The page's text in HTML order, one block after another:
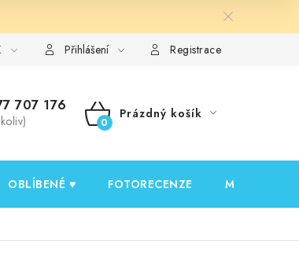
údajů Ověřování recenzí
Přihlášení Registrace
707 176
NÁKUPNÍ
Prázdný košík
OBLÍBENÉ ♥️ FOTORECENZE MOJE